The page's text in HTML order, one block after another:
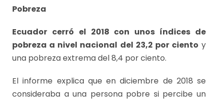
Pobreza
Ecuador cerró el 2018 con unos índices de
pobreza a nivel nacional del 23,2 por ciento y
una pobreza extrema del 8,4 por ciento.
El informe explica que en diciembre de 2018 se
consideraba a una persona pobre si percibe un